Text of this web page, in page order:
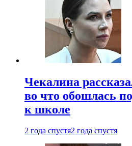
Чекалина
во что обошлась
к школе
2 года спустя2 года спустя